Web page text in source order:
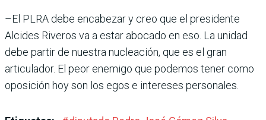
–El PLRA debe encabezar y creo que el presidente
Alcides Riveros va a estar abocado en eso. La unidad
debe partir de nuestra nucleación, que es el gran
articulador. El peor enemigo que podemos tener como
oposición hoy son los egos e intereses personales.